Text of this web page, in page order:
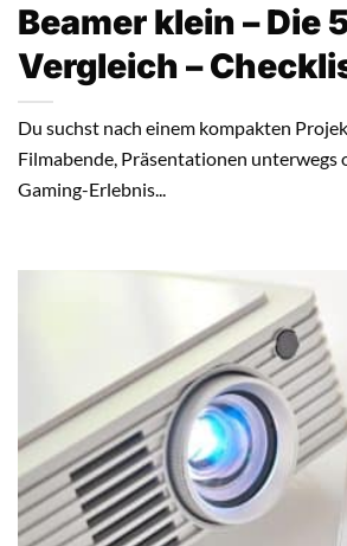
Beamer klein – Die
Vergleich –
Du suchst nach einem kompakten
Filmabende, Präsentationen unterwegs
Gaming-Erlebnis...